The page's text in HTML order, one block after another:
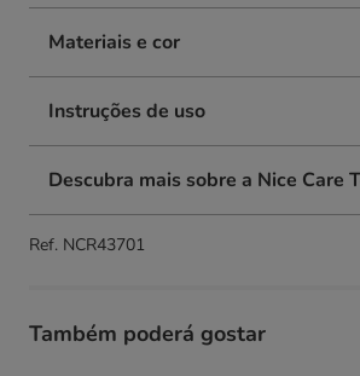
Materiais e cor
Instruções de uso
Descubra mais sobre a Nice Care
Ref. NCR43701
Também poderá gostar